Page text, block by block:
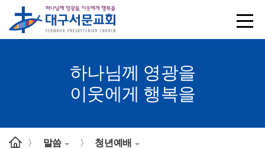
하나님께 영광을
이웃에게 행복을
> 말씀 > 청년예배